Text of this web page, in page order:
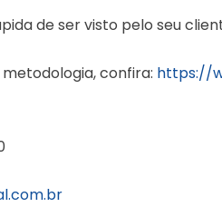
de ser visto pelo seu
confira: https://